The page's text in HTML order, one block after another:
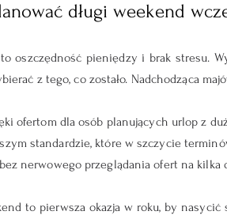
długi weekend
oszczędność pieniędzy i brak stresu.
z tego, co zostało. Nadchodząca
ofertom dla osób planujących urlop z
standardzie, które w szczycie
nerwowego przeglądania ofert na
to pierwsza okazja w roku, by nasycić